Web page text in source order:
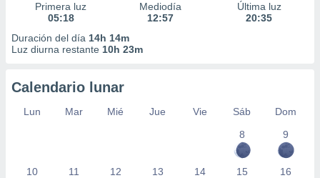
Primera luz
05:18
Mediodía
12:57
Última luz
20:35
Duración del día 14h 14m
Luz diurna restante 10h 23m
Calendario lunar
Lun Mar Mié Jue Vie Sáb
Dom
8
9
10 11 12 13 14 15 16